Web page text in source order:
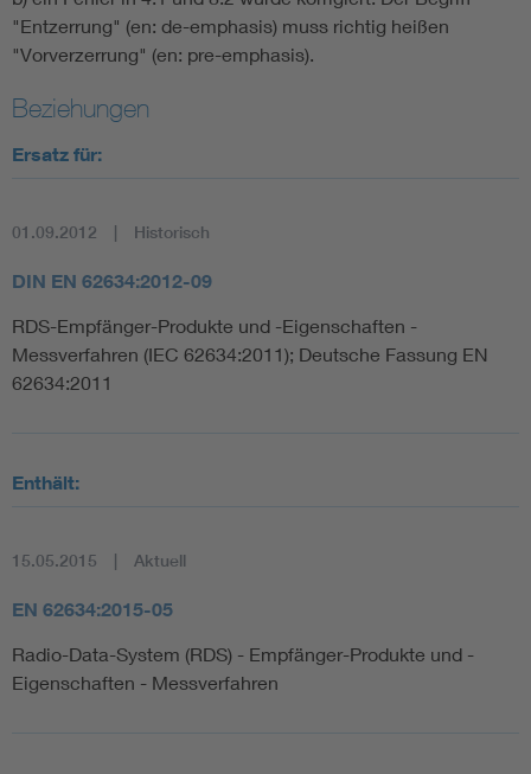
"Entzerrung" (en: de-emphasis) muss richtig heißen
"Vorverzerrung" (en: pre-emphasis).
Beziehungen
Ersatz für:
01.09.2012 Historisch
DIN EN 62634:2012-09
RDS-Empfänger-Produkte und -Eigenschaften -
Messverfahren (IEC 62634:2011); Deutsche Fassung EN
62634:2011
Enthält:
15.05.2015 Aktuell
EN 62634:2015-05
Radio-Data-System (RDS) - Empfänger-Produkte und -
Eigenschaften - Messverfahren